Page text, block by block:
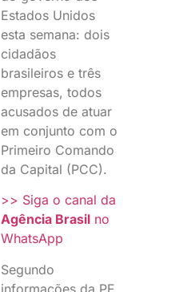
Estados Unidos
esta semana: dois
cidadãos
brasileiros e três
empresas, todos
acusados de atuar
em conjunto com o
Primeiro Comando
da Capital (PCC).
>> Siga o canal da
Agência Brasilno
WhatsApp
Segundo
informações da PF,